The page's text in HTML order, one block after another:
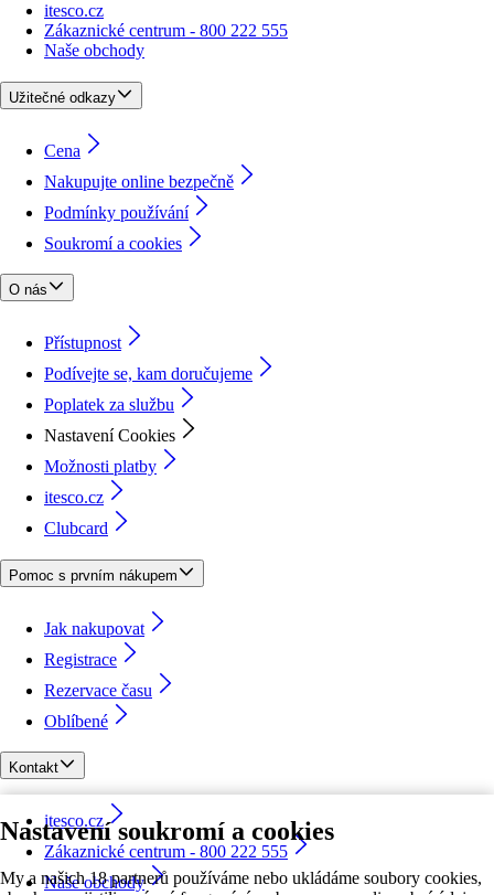
Nastavení soukromí a cookies
My a našich 18 partnerů používáme nebo ukládáme soubory cookies,
itesco.cz
Zákaznické centrum - 800 222 555
Naše obchody
Užitečné odkazy
Cena
Nakupujte online bezpečně
Podmínky používání
Soukromí a cookies
O nás
Přístupnost
Podívejte se, kam doručujeme
Poplatek za službu
Nastavení Cookies
Možnosti platby
itesco.cz
Clubcard
Pomoc s prvním nákupem
Jak nakupovat
Registrace
Rezervace času
Oblíbené
Kontakt
itesco.cz
Zákaznické centrum - 800 222 555
Naše obchody